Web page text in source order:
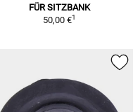
FÜR SITZBANK
50,00 €1